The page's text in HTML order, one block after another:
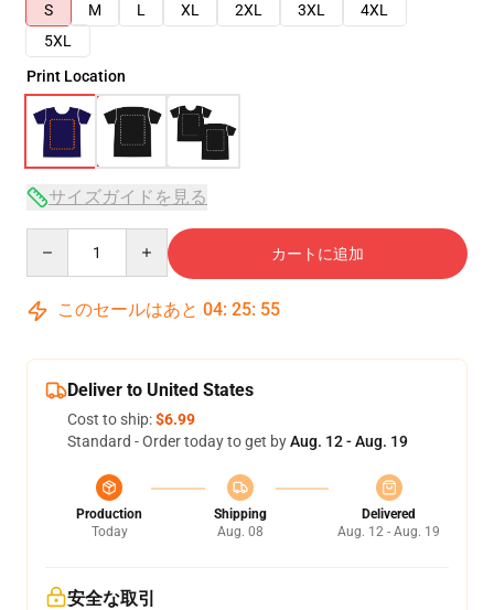
S
M L XL 2XL 3XL
4XL
5XL
Print Location
サイズガイドを見る
カートに追加
このセールはあと 04: 25: 54
Deliver to United States
Cost to ship:$6.99
Standard - Order today to get byAug. 12 - Aug. 19
Production
Today
Shipping
Aug. 08
Delivered
Aug. 12 - Aug. 19
安全な取引